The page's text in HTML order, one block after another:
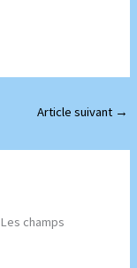
Article suivant →
Les champs